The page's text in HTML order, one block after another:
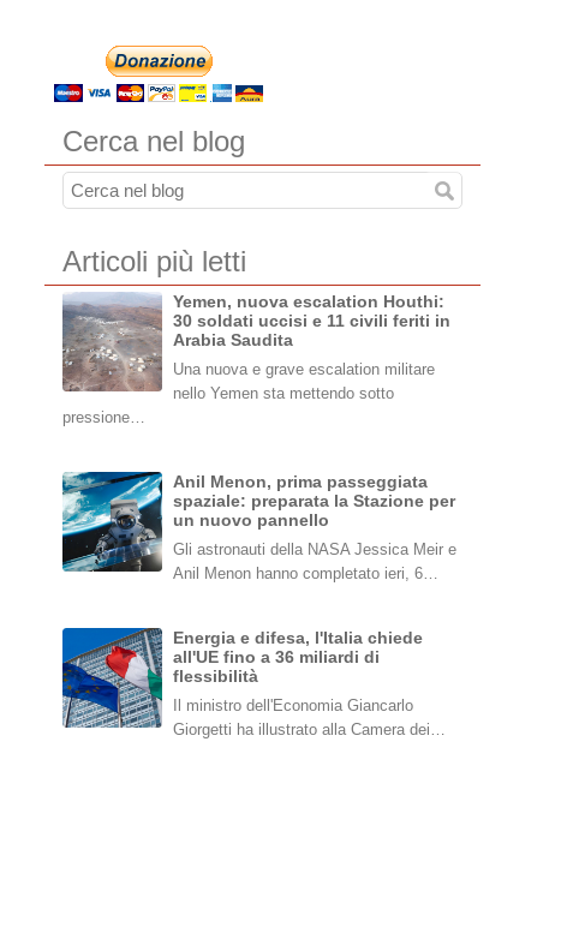
Cerca nel blog
Articoli più letti
Yemen, nuova escalation Houthi:
30 soldati uccisi e 11 civili feriti in
Arabia Saudita
Una nuova e grave escalation militare
nello Yemen sta mettendo sotto
pressione…
Anil Menon, prima passeggiata
spaziale: preparata la Stazione per
un nuovo pannello
Gli astronauti della NASA Jessica Meir e
Anil Menon hanno completato ieri, 6…
Energia e difesa, l'Italia chiede
all'UE fino a 36 miliardi di
flessibilità
Il ministro dell'Economia Giancarlo
Giorgetti ha illustrato alla Camera dei…